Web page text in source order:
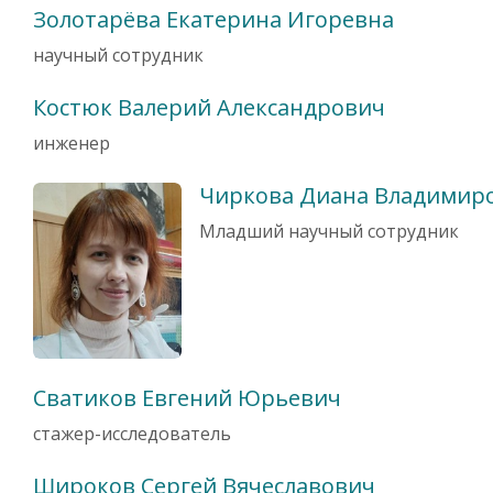
Золотарёва Екатерина Игоревна
научный сотрудник
Костюк Валерий Александрович
инженер
Чиркова Диана
Младший научный сотрудник
Сватиков Евгений Юрьевич
стажер-исследователь
Широков Сергей Вячеславович